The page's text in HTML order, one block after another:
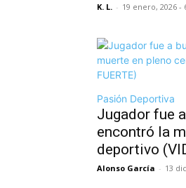
K. L. - 19 enero, 2026 -
Pasión Deportiva
Jugador fue
encontró la
deportivo
Alonso García - 13